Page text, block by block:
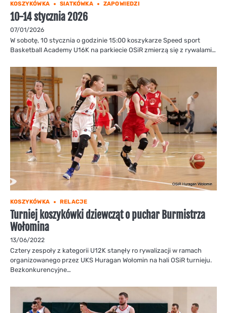
KOSZYKÓWKA SIATKÓWKA ZAPOWIEDZI
10-14 stycznia 2026
07/01/2026
W sobotę, 10 stycznia o godzinie 15:00 koszykarze Speed sport
Basketball Academy U16K na parkiecie OSiR zmierzą się z rywalami…
KOSZYKÓWKA RELACJE
Turniej koszykówki dziewcząt o puchar Burmistrza
Wołomina
13/06/2022
Cztery zespoły z kategorii U12K stanęły ro rywalizacji w ramach
organizowanego przez UKS Huragan Wołomin na hali OSiR turnieju.
Bezkonkurencyjne…